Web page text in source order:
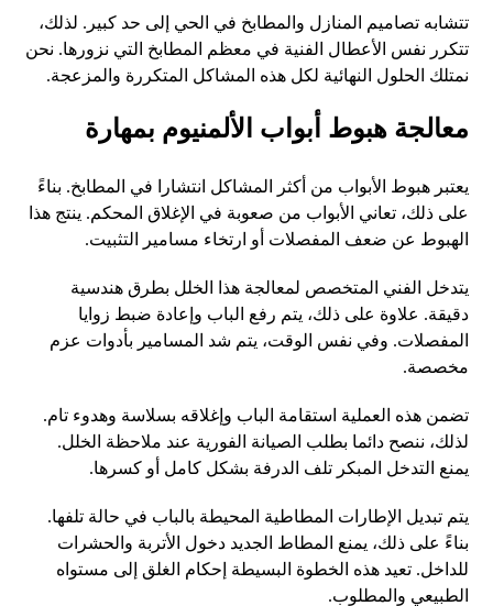
تتشابه تصاميم المنازل والمطابخ في الحي إلى حد كبير. لذلك،
تتكرر نفس الأعطال الفنية في معظم المطابخ التي نزورها. نحن
نمتلك الحلول النهائية لكل هذه المشاكل المتكررة والمزعجة.
معالجة هبوط أبواب الألمنيوم بمهارة
يعتبر هبوط الأبواب من أكثر المشاكل انتشارا في المطابخ. بناءً
على ذلك، تعاني الأبواب من صعوبة في الإغلاق المحكم. ينتج هذا
الهبوط عن ضعف المفصلات أو ارتخاء مسامير التثبيت.
يتدخل الفني المتخصص لمعالجة هذا الخلل بطرق هندسية
دقيقة. علاوة على ذلك، يتم رفع الباب وإعادة ضبط زوايا
المفصلات. وفي نفس الوقت، يتم شد المسامير بأدوات عزم
مخصصة.
تضمن هذه العملية استقامة الباب وإغلاقه بسلاسة وهدوء تام.
لذلك، ننصح دائما بطلب الصيانة الفورية عند ملاحظة الخلل.
يمنع التدخل المبكر تلف الدرفة بشكل كامل أو كسرها.
يتم تبديل الإطارات المطاطية المحيطة بالباب في حالة تلفها.
بناءً على ذلك، يمنع المطاط الجديد دخول الأتربة والحشرات
للداخل. تعيد هذه الخطوة البسيطة إحكام الغلق إلى مستواه
الطبيعي والمطلوب.